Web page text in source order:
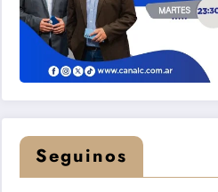
Seguinos